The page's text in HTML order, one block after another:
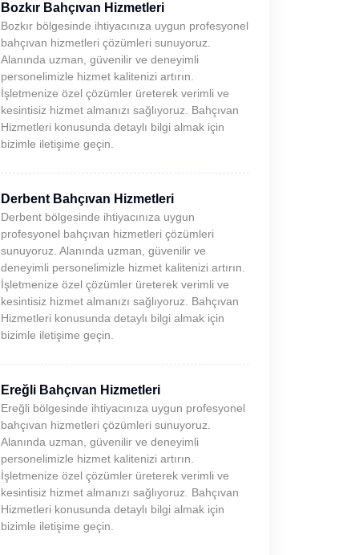
Bozkır Bahçıvan Hizmetleri
Bozkır bölgesinde ihtiyacınıza uygun profesyonel
bahçıvan hizmetleri çözümleri sunuyoruz.
Alanında uzman, güvenilir ve deneyimli
personelimizle hizmet kalitenizi artırın.
İşletmenize özel çözümler üreterek verimli ve
kesintisiz hizmet almanızı sağlıyoruz. Bahçıvan
Hizmetleri konusunda detaylı bilgi almak için
bizimle iletişime geçin.
Derbent Bahçıvan Hizmetleri
Derbent bölgesinde ihtiyacınıza uygun
profesyonel bahçıvan hizmetleri çözümleri
sunuyoruz. Alanında uzman, güvenilir ve
deneyimli personelimizle hizmet kalitenizi artırın.
İşletmenize özel çözümler üreterek verimli ve
kesintisiz hizmet almanızı sağlıyoruz. Bahçıvan
Hizmetleri konusunda detaylı bilgi almak için
bizimle iletişime geçin.
Ereğli Bahçıvan Hizmetleri
Ereğli bölgesinde ihtiyacınıza uygun profesyonel
bahçıvan hizmetleri çözümleri sunuyoruz.
Alanında uzman, güvenilir ve deneyimli
personelimizle hizmet kalitenizi artırın.
İşletmenize özel çözümler üreterek verimli ve
kesintisiz hizmet almanızı sağlıyoruz. Bahçıvan
Hizmetleri konusunda detaylı bilgi almak için
bizimle iletişime geçin.